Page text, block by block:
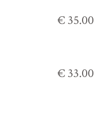
€ 35.00
€ 33.00